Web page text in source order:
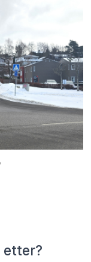
etter?